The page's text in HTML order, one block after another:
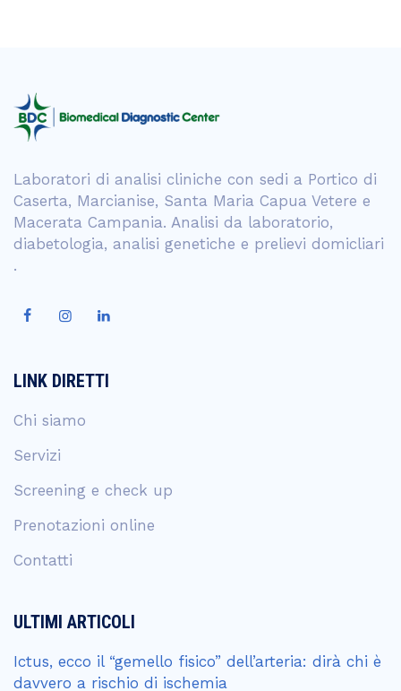
Laboratori di analisi cliniche con sedi a Portico di
Caserta, Marcianise, Santa Maria Capua Vetere e
Macerata Campania. Analisi da laboratorio,
diabetologia, analisi genetiche e prelievi domicliari
.
LINK DIRETTI
Chi siamo
Servizi
Screening e check up
Prenotazioni online
Contatti
ULTIMI ARTICOLI
Ictus, ecco il “gemello fisico” dell’arteria: dirà chi è
davvero a rischio di ischemia